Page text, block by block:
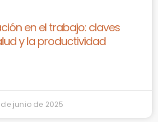
en el trabajo: claves
y la productividad
de junio de 2025